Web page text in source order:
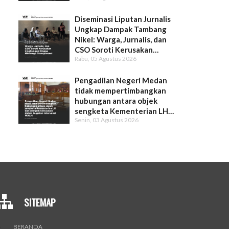
Diseminasi Liputan Jurnalis
Ungkap Dampak Tambang
Nikel: Warga, Jurnalis, dan
CSO Soroti Kerusakan
Lingkungan hingga Minimnya
Rabu, 05 Agustus 2026
Pengadilan Negeri Medan
tidak mempertimbangkan
hubungan antara objek
sengketa Kementerian LH
dan dampak kerusakan dalam
Senin, 03 Agustus 2026
SITEMAP
BERANDA